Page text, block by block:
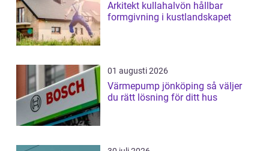
Arkitekt kullahalvön hållbar
formgivning i kustlandskapet
01 augusti 2026
Värmepump jönköping så väljer
du rätt lösning för ditt hus